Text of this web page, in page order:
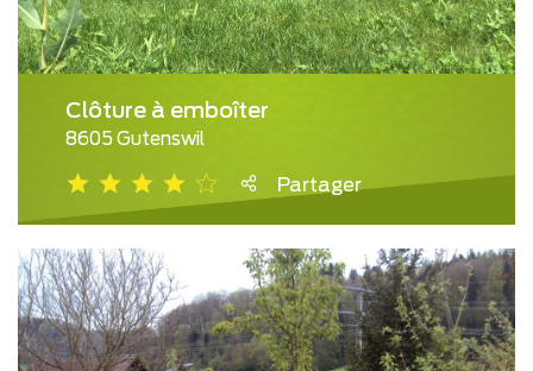
Clôture à emboîter
8605 Gutenswil
Partager